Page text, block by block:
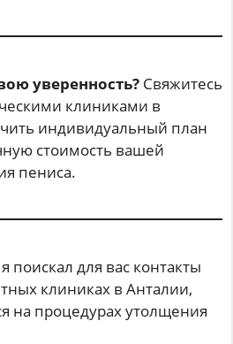
уверенность? Свяжитесь
клиниками в
индивидуальный план
стоимость вашей
пениса.
поискал для вас контакты
клиниках в Анталии,
на процедурах утолщения